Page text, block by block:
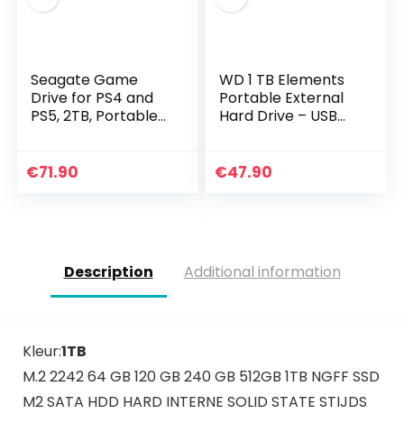
Seagate Game
Drive for PS4 and
PS5, 2TB, Portable
PS4 and PS5
€71.90
WD 1 TB Elements
Portable External
Hard Drive – USB
€47.90
Description Additional information
Kleur:1TB
M.2 2242 64 GB 120 GB 240 GB 512GB 1TB NGFF SSD
M2 SATA HDD HARD INTERNE SOLID STATE STIJDS